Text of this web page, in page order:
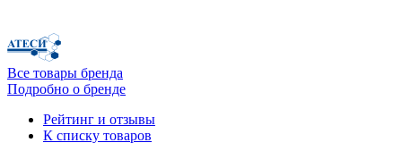
Все товары бренда
Подробно о бренде
Рейтинг и отзывы
К списку товаров